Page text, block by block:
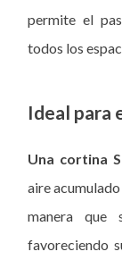
permite el
todos los
Ideal para
Una cortina
aire
manera
favoreciendo